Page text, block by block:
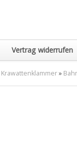
Vertrag widerrufen
Krawattenklammer»